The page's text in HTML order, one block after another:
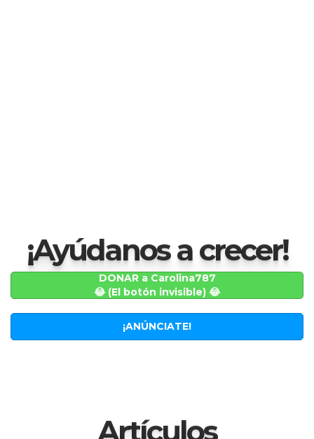
¡Ayúdanos a crecer!
DONAR a Carolina787
😂 (El botón invisible) 😂
¡ANÚNCIATE!
Artículos